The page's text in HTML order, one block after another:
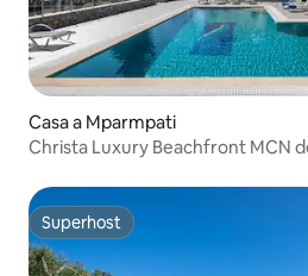
Casa a Mparmpati
Christa Luxury Beachfront MCN
Superhost
Superhost